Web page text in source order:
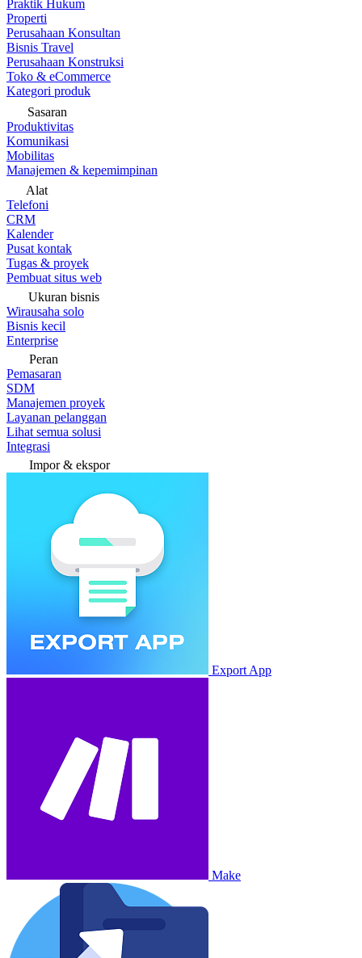
Praktik Hukum
Properti
Perusahaan Konsultan
Bisnis Travel
Perusahaan Konstruksi
Toko & eCommerce
Kategori produk
Sasaran
Produktivitas
Komunikasi
Mobilitas
Manajemen & kepemimpinan
Alat
Telefoni
CRM
Kalender
Pusat kontak
Tugas & proyek
Pembuat situs web
Ukuran bisnis
Wirausaha solo
Bisnis kecil
Enterprise
Peran
Pemasaran
SDM
Manajemen proyek
Layanan pelanggan
Lihat semua solusi
Integrasi
Impor & ekspor
Export App
Make